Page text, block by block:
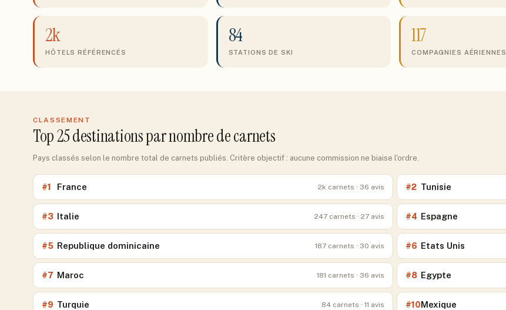
2k
HÔTELS RÉFÉRENCÉS
84
STATIONS DE SKI
117
COMPAGNIES AÉRIENNES
CLASSEMENT
Top 25 destinations par nombre de carnets
Pays classés selon le nombre total de carnets publiés. Critère objectif : aucune commission ne biaise l'ordre.
#1 France 2k carnets · 36 avis #2 Tunisie
#3 Italie 247 carnets · 27 avis #4 Espagne
#5 Republique dominicaine 187 carnets · 30 avis #6 Etats Unis
#7 Maroc 181 carnets · 36 avis #8 Egypte
#9 Turquie 84 carnets · 11 avis #10Mexique